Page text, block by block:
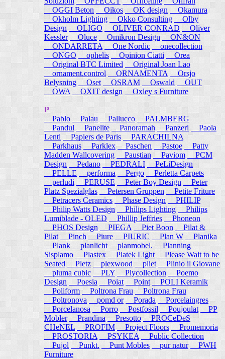
OGGI Beton
Oikos OK design
Okamura
Okholm Lighting
Okko Consulting
Olby
Design
OLIGO OLIVER CONRAD
Oliver
Kessler
Oluce Omikron Design
ON&ON
ONDARRETA
One Nordic
onecollection
ONGO
ophelis Opinion Ciatti
Orea
Original BTC Limited
Original Joan Lao
ornament.control
ORNAMENTA
Orsjo
Belysning
Oset OSRAM Oswald
OUT
OWA
OXIT design Oxley s Furniture
P
Pablo
Palau Pallucco
PALMBERG
Pandul
Panelite Panoramah Panzeri
Paola
Lenti
Papiers de Paris
PARACHILNA
Parkhaus
Parklex Paschen Pastoe
Patty
Madden Wallcovering
Paustian Paviom
PCM
Design
Pedano PEDRALI
PeLiDesign
PELLE
performa Pergo
Perletta Carpets
perludi
PERUSE Peter Boy Design
Peter
Platz Spezialglas
Petersen Gruppen
Petite Friture
Petracers Ceramics
Phase Design
PHILIP
Philip Watts Design
Philips Lighting
Philips
Lumiblade - OLED
Phillip Jeffries
Phoneon
PHOS Design
PIEGA Piet Boon
Pilat &
Pilat
Pinch Piure PIURIC Plan W
Planika
Plank
planlicht planmobel. Planning
Sisplamo
Plastex Platek Light
Please Wait to be
Seated
Pletz plexwood pliet
Plinio il Giovane
pluma cubic
PLY Plycollection
Poemo
Design
Poesia Poiat Point
POLI Keramik
Poliform
Poltrona Frau
Poltrona Frau
Poltronova
pomd or Porada
Porcelaingres
Porcelanosa
Porro Postfossil Poujoulat
PP
Mobler
Prandina Presotto
PROCeDeS
CHeNEL
PROFIM Project Floors
Promemoria
PROSTORIA
PSYKEA
Public Collection
Pujol
Punkt. Punt Mobles pur natur
PWH
Furniture